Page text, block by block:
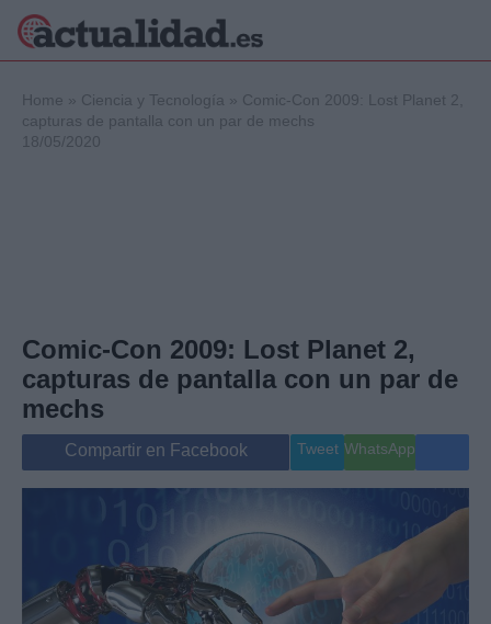
Internacional
Viajes
Gente
Musica
Home » Ciencia y Tecnología » Comic-Con 2009: Lost Planet 2,
capturas de pantalla con un par de mechs
18/05/2020
Comic-Con 2009: Lost Planet 2,
capturas de pantalla con un par de
mechs
Compartir en Facebook Tweet WhatsApp